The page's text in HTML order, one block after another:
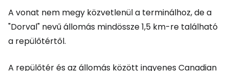
A vonat nem megy közvetlenül a terminálhoz, de a
"Dorval" nevű állomás mindössze 1,5 km-re található
a repülőtértől.
A repülőtér és az állomás között ingyenes Canadian